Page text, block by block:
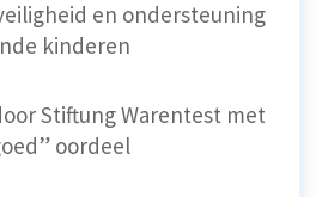
en ondersteuning
kinderen
Stiftung Warentest met
oordeel